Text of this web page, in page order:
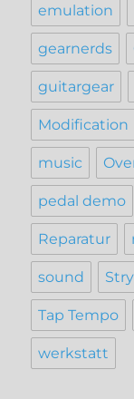
emulation
gearnerds
guitargear
Modification
music
pedal demo
Reparatur
sound
Tap Tempo
werkstatt